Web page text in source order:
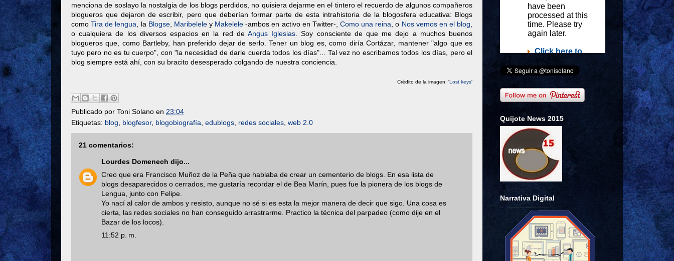
menciona de soslayo la nostalgia de los blogs perdidos, no quisiera dejarme en el tintero el recuerdo de algunos compañeros
blogueros que dejaron de escribir, pero que deberían formar parte de esta intrahistoria de la blogosfera educativa: Blogs
comoTira de lengua , la Blogse, Maribeleley Makelele-ambos en activo en Twitter-, Como una reina , o Nos vemos en el blog
o cualquiera de los diversos espacios en la red de Angus Iglesias . Soy consciente de que me dejo a muchos buenos
blogueros que, como Bartleby, han preferido dejar de serlo. Tener un blog es, como diría Cortázar, mantener "algo que es
tuyo pero no es tu cuerpo", con "la necesidad de darle cuerda todos los días"... Tal vez no escribamos todos los días, pero el
blog siempre está ahí, con su bracito desesperado colgando de nuestra conciencia.
Crédito de la imagen: 'Lost keys'
Publicado por Toni Solano en 23:04
Etiquetas: blog blogfesor, blogobiografía edublogs redes sociales web 2.0
21 comentarios:
Lourdes Domenech dijo...
Creo que era Francisco Muñoz de la Peña que hablaba de crear un cementerio de blogs. En esa lista de
blogs desaparecidos o cerrados, me gustaría recordar el de Bea Marín, pues fue la pionera de los blogs de
Lengua, junto con Felipe.
Yo nací al calor de ambos y resisto, aunque no sé si es esta la mejor manera de decir que sigo. Una cosa es
cierta, las redes sociales no han conseguido arrastrarme. Practico la técnica del parpadeo (como dije en el
Bazar de los locos).
11:52 p. m.
Quijote News 2015
Narrativa Digital